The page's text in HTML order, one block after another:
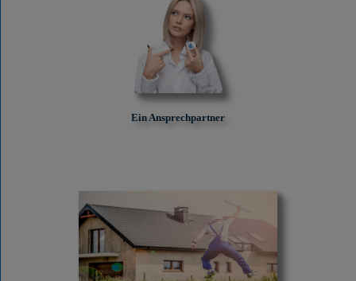
Ein Ansprechpartner